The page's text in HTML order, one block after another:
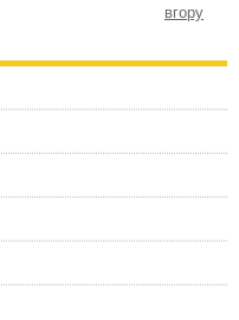
вгору